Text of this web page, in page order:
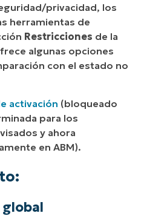
privacidad, los
herramientas de
Restricciones de la
algunas opciones
con el estado no
activación (bloqueado
para los
y ahora
en ABM).